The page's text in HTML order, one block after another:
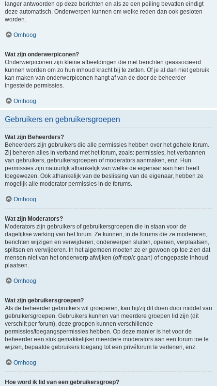
langer antwoorden op deze berichten en als ze een peiling bevatten eindigt
deze automatisch. Onderwerpen kunnen om welke reden dan ook gesloten
worden.
Omhoog
Wat zijn onderwerpiconen?
Onderwerpiconen zijn kleine afbeeldingen die met berichten geassocieerd
kunnen worden om zo hun inhoud kracht bij te zetten. Of je al dan niet gebruik
kan maken van onderwerpiconen hangt af van de door de beheerder
ingestelde permissies.
Omhoog
Gebruikers en gebruikersgroepen
Wat zijn Beheerders?
Beheerders zijn gebruikers die alle permissies hebben over het gehele forum.
Zij beheren alles in verband met het forum, zoals: permissies, het verbannen
van gebruikers, gebruikersgroepen of moderators aanmaken, enz. Hun
permissies zijn natuurlijk afhankelijk van welke de eigenaar aan hen heeft
toegewezen. Ook afhankelijk van de beslissing van de eigenaar, hebben ze
mogelijk alle moderator permissies in de forums.
Omhoog
Wat zijn Moderators?
Moderators zijn gebruikers of gebruikersgroepen die in staan voor de
dagelijkse werking van het forum. Ze kunnen, in de forums die ze modereren,
berichten wijzigen en verwijderen; onderwerpen sluiten, openen, verplaatsen,
splitsen en verwijderen. In het algemeen moeten ze er gewoon op toe zien dat
mensen niet van het onderwerp afwijken (off-topic gaan) of ongepaste inhoud
plaatsen.
Omhoog
Wat zijn gebruikersgroepen?
Als de beheerder gebruikers wil groeperen, kan hij/zij dit doen door middel van
gebruikersgroepen. Gebruikers kunnen van meerdere groepen lid zijn (dit
verschilt per forum), deze groepen kunnen verschillende
permissies/toegangspermissies hebben. Op deze manier is het voor de
beheerder een stuk gemakkelijker meerdere moderators aan een forum toe te
wijzen, bepaalde gebruikers toegang tot een privéforum te verlenen, enz.
Omhoog
Hoe word ik lid van een gebruikersgroep?